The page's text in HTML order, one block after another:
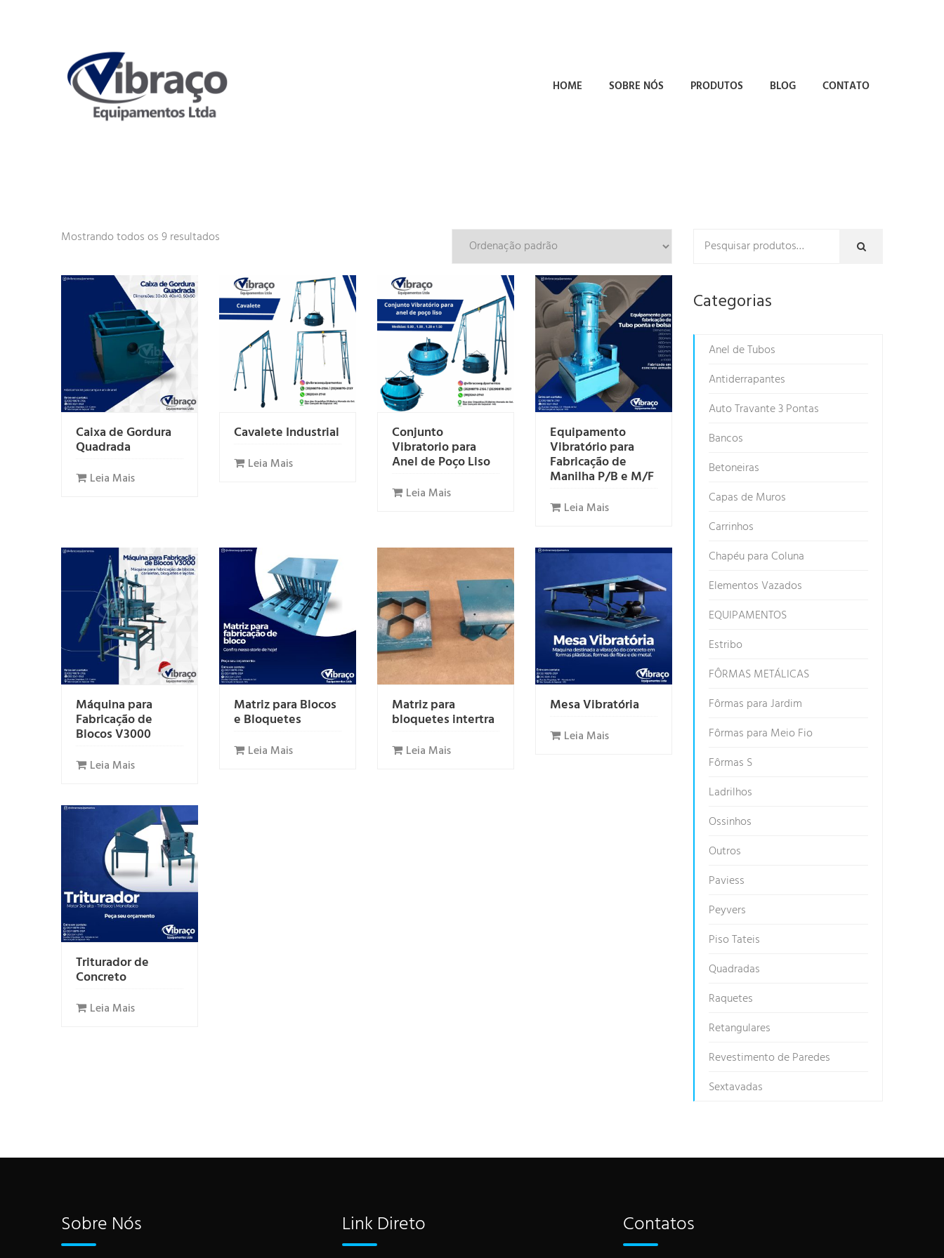
HOME SOBRE NÓS PRODUTOS BLOG CONTATO
Mostrando todos os 9 resultados
Caixa de Gordura
Quadrada
Leia Mais
Cavalete Industrial
Leia Mais
Conjunto
Vibratorio para
Anel de Poço Liso
Leia Mais
Equipamento
Vibratório para
Fabricação de
Manilha P/B e M/F
Leia Mais
Máquina para
Fabricação de
Blocos V3000
Leia Mais
Matriz para Blocos
e Bloquetes
Leia Mais
Matriz para
bloquetes intertra
Leia Mais
Mesa Vibratória
Leia Mais
Triturador de
Concreto
Leia Mais
Categorias
Anel de Tubos
Antiderrapantes
Auto Travante 3 Pontas
Bancos
Betoneiras
Capas de Muros
Carrinhos
Chapéu para Coluna
Elementos Vazados
EQUIPAMENTOS
Estribo
FÔRMAS METÁLICAS
Fôrmas para Jardim
Fôrmas para Meio Fio
Fôrmas S
Ladrilhos
Ossinhos
Outros
Paviess
Peyvers
Piso Tateis
Quadradas
Raquetes
Retangulares
Revestimento de Paredes
Sextavadas
Sobre Nós Link Direto Contatos